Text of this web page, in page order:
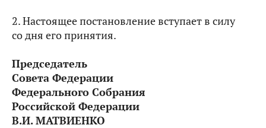
2. Настоящее постановление вступает в силу
со дня его принятия.
Председатель
Совета Федерации
Федерального Собрания
Российской Федерации
В.И. МАТВИЕНКО